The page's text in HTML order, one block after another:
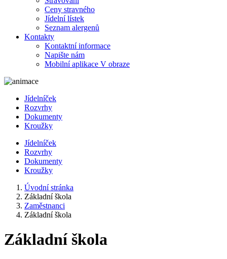
Ceny stravného
Jídelní lístek
Seznam alergenů
Kontakty
Kontaktní informace
Napište nám
Mobilní aplikace V obraze
Jídelníček
Rozvrhy
Dokumenty
Kroužky
Jídelníček
Rozvrhy
Dokumenty
Kroužky
Úvodní stránka
Základní škola
Zaměstnanci
Základní škola
Základní škola